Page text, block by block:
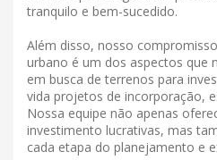
tranquilo e bem-sucedido.
Além disso, nosso
urbano é um dos aspectos que
em busca de terrenos para
vida projetos de incorporação,
Nossa equipe não apenas
investimento lucrativas, mas
cada etapa do planejamento e